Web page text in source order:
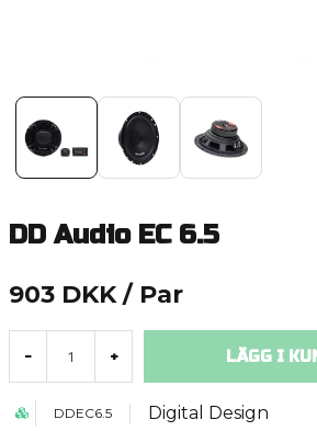
DD Audio EC 6.5
903 DKK / Par
- + LÄGG I
DDEC6.5 Digital Design